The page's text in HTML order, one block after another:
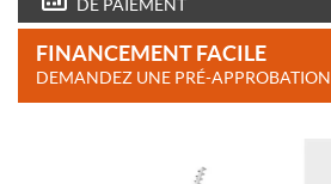
DE PAIEMENT
FINANCEMENT FACILE
DEMANDEZ UNE PRÉ-APPROBATION